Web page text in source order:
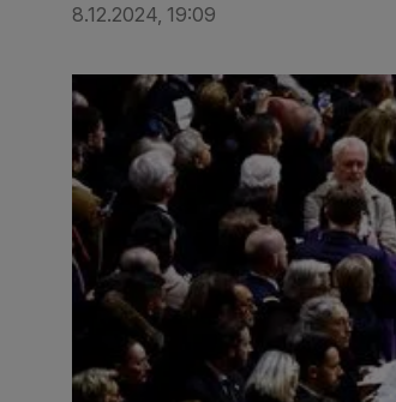
8.12.2024, 19:09